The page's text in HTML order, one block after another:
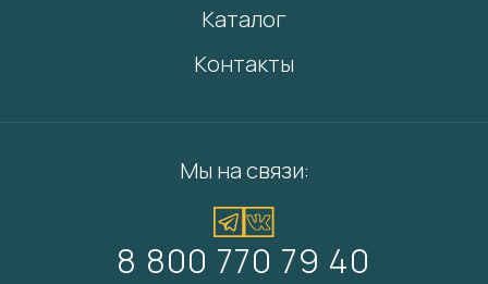
Каталог
Контакты
Мы на связи:
8 800 770 79 40